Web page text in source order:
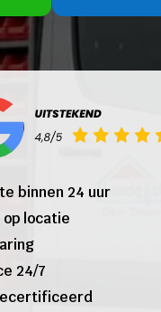
binnen 24 uur
op locatie
24/7